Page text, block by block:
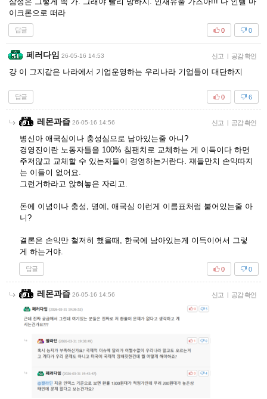
이크론으로 떠라
답글 0
0
페러다임 26-05-16 14:53 신고 | 공감 확인
걍 이 그지같은 나라에서 기업운영하는 우리나라 기업들이 대단하지
답글 6
0
레몬과즙 26-05-16 14:56 신고 | 공감 확인
병신아 애국심이나 충성심으로 남아있는줄 아니?
경영진이란 노동자들을 100% 침팬치로 교체하는 게 이득이다 하면
주저않고 교체할 수 있는자들이 경영하는거란다. 쟤들만치 손익따지
는 이들이 없어요.
그런거하라고 앉혀놓은 자리고.
돈에 이념이나 충성, 명예, 애국심 이런게 이름표처럼 붙어있는줄 아
니?
결론은 손익만 철저히 했을때, 한국에 남아있는게 이득이어서 그렇
게 하는거야.
답글 0
0
레몬과즙 26-05-16 14:56 신고 | 공감 확인